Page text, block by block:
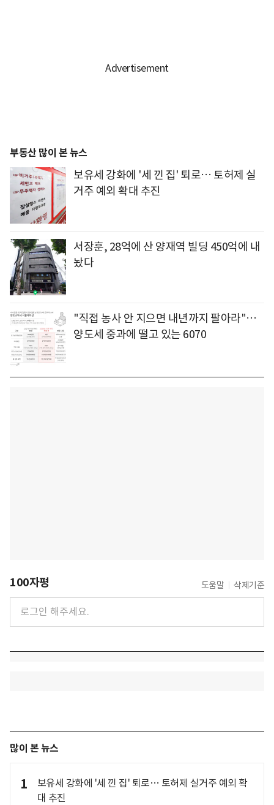
부동산 많이 본 뉴스
보유세 강화에 '세 낀 집' 퇴로… 토허제 실
거주 예외 확대 추진
서장훈, 28억에 산 양재역 빌딩 450억에 내
놨다
"직접 농사 안 지으면 내년까지 팔아라"…
양도세 중과에 떨고 있는 6070
100자평 도움말 삭제기준
많이 본 뉴스
1
보유세 강화에 '세 낀 집' 퇴로… 토허제 실거주 예외 확
대 추진